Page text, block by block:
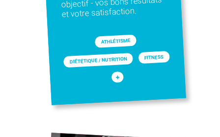
et votre satisfaction.
ATHLÉTISME
DIÉTÉTIQUE / NUTRITION FITNESS
+